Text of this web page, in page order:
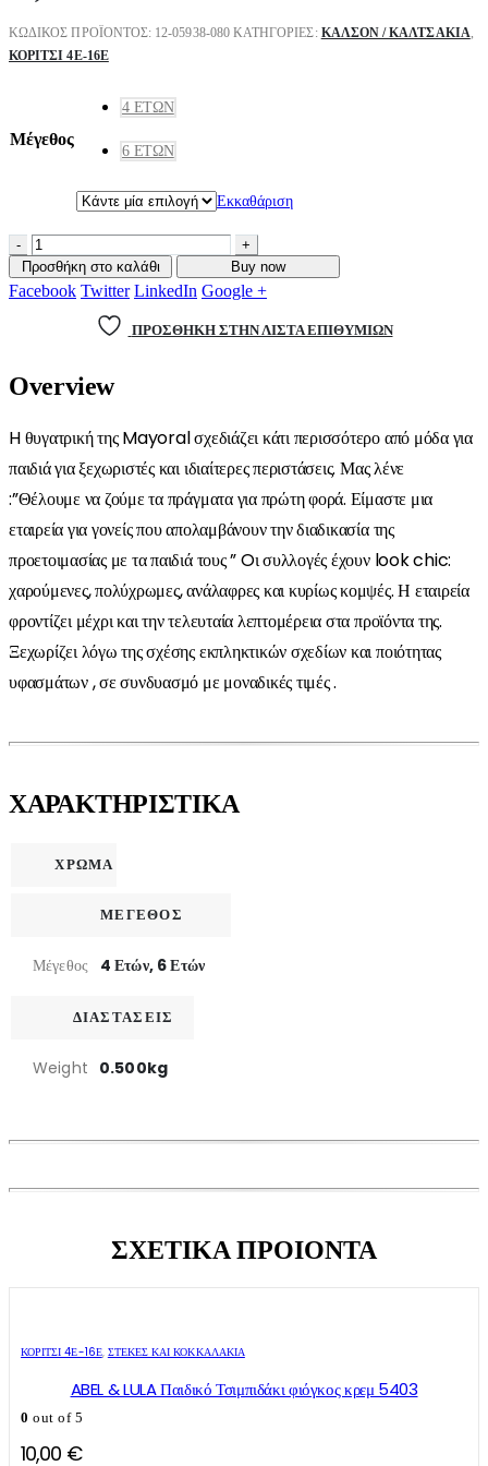
ΚΩΔΙΚΌΣ ΠΡΟΪΌΝΤΟΣ: 12-05938-080 ΚΑΤΗΓΟΡΊΕΣ: ΚΑΛΣΌΝ / ΚΑΛΤΣΆΚΙΑ
ΚΟΡΙΤΣΙ 4Ε-16Ε
Μέγεθος
4 ΕΤΏΝ
6 ΕΤΏΝ
Εκκαθάριση
-
+
Προσθήκη στο καλάθι
Buy now
Facebook Twitter LinkedIn Google +
ΠΡΌΣΘΉΚΗ ΣΤΗΝ ΛΊΣΤΑ ΕΠΙΘΥΜΙΏΝ
Overview
H θυγατρική της Mayoral σχεδιάζει κάτι περισσότερο από μόδα για
παιδιά για ξεχωριστές και ιδιαίτερες περιστάσεις. Μας λένε
:”Θέλουμε να ζούμε τα πράγματα για πρώτη φορά. Είμαστε μια
εταιρεία για γονείς που απολαμβάνουν την διαδικασία της
προετοιμασίας με τα παιδιά τους ” Oι συλλογές έχουν look chic:
χαρούμενες, πολύχρωμες, ανάλαφρες και κυρίως κομψές. Η εταιρεία
φροντίζει μέχρι και την τελευταία λεπτομέρεια στα προϊόντα της.
Ξεχωρίζει λόγω της σχέσης εκπληκτικών σχεδίων και ποιότητας
υφασμάτων , σε συνδυασμό με μοναδικές τιμές .
ΧΑΡΑΚΤΗΡΙΣΤΙΚΑ
ΧΡΩΜΑ
ΜΕΓΕΘΟΣ
Μέγεθος 4 Ετών, 6 Ετών
ΔΙΑΣΤΑΣΕΙΣ
Weight 0.500kg
ΣΧΕΤΙΚΑ ΠΡΟΙΟΝΤΑ
ΚΟΡΙΤΣΙ 4Ε-16Ε, ΣΤΈΚΕΣ ΚΑΙ ΚΟΚΚΑΛΆΚΙΑ
ABEL & LULA Παιδικό Τσιμπιδάκι φιόγκος κρεμ 5403
0 out of 5
10,00 €